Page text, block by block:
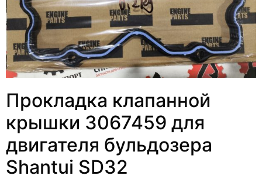
Прокладка клапанной
крышки 3067459 для
двигателя бульдозера
Shantui SD32